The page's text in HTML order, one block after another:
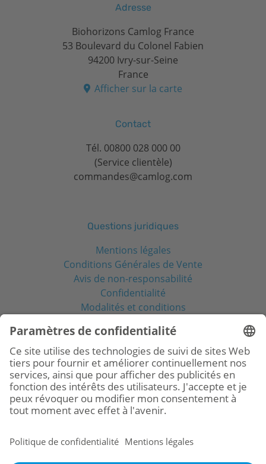
Adresse
Biohorizons Camlog France
53 Boulevard du Colonel Fabien
94200 Ivry-sur-Seine
France
Afficher sur la carte
Contact
Tél. 00800 028 000 00
(Service clientèle)
commandes@camlog.com
Questions juridiques
Mentions légales
Conditions Générales de Vente
Avis de non-responsabilité
Confidentialité
Modalités et conditions
Réseaux sociaux